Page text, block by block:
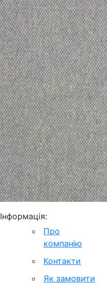
Інформація:
Про
компанію
Контакти
Як замовити